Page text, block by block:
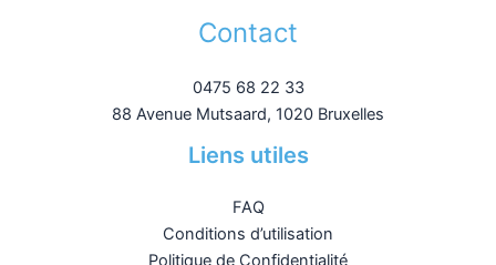
Contact
0475 68 22 33
88 Avenue Mutsaard, 1020 Bruxelles
Liens utiles
FAQ
Conditions d’utilisation
Politique de Confidentialité